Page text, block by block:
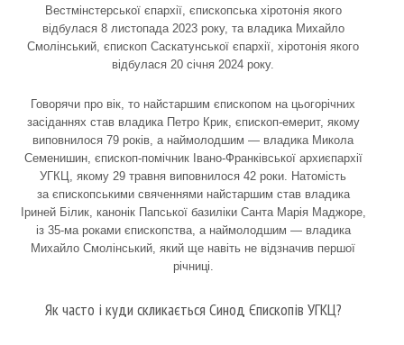
Вестмінстерської єпархії, єпископська хіротонія якого
відбулася 8 листопада 2023 року, та владика Михайло
Смолінський, єпископ Саскатунської єпархії, хіротонія якого
відбулася 20 січня 2024 року.
Говорячи про вік, то найстаршим єпископом на цьогорічних
засіданнях став владика Петро Крик, єпископ-емерит, якому
виповнилося 79 років, а наймолодшим — владика Микола
Семенишин, єпископ-помічник Івано-Франківської архиєпархії
УГКЦ, якому 29 травня виповнилося 42 роки. Натомість
за єпископськими свяченнями найстаршим став владика
Іриней Білик, канонік Папської базиліки Санта Марія Маджоре,
із 35-ма роками єпископства, а наймолодшим — владика
Михайло Смолінський, який ще навіть не відзначив першої
річниці.
Як часто і куди скликається Синод Єпископів УГКЦ?